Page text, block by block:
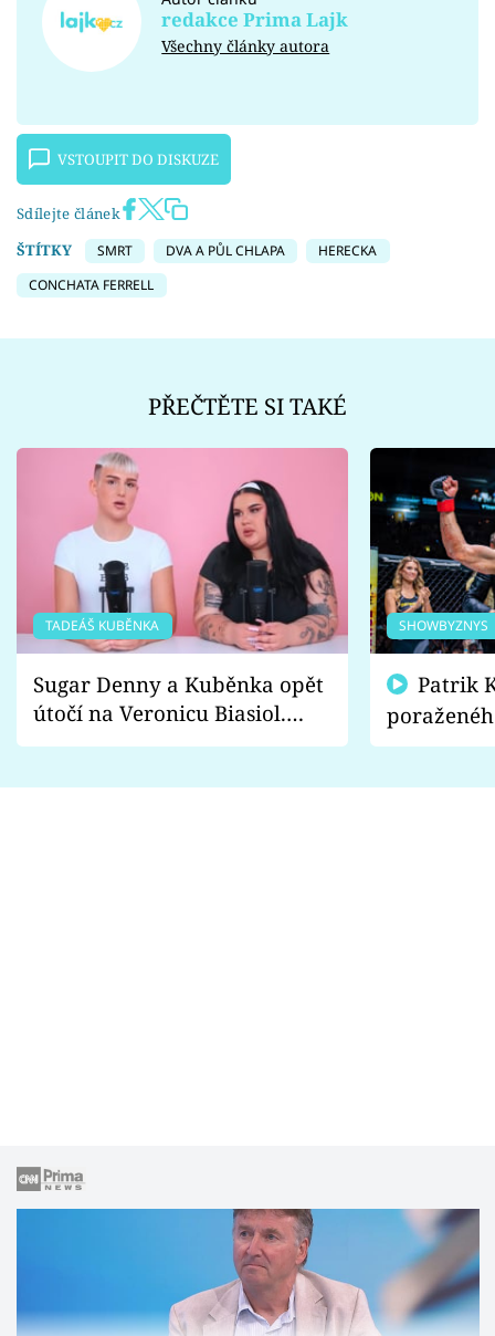
redakce Prima Lajk
Všechny články autora
VSTOUPIT DO DISKUZE
Sdílejte článek
ŠTÍTKY
SMRT DVA A PŮL CHLAPA
HERECKA
CONCHATA FERRELL
PŘEČTĚTE SI TAKÉ
TADEÁŠ KUBĚNKA
Sugar Denny a Kuběnka opět
útočí na Veronicu Biasiol.
Proč je podle nich falešná a
SHOWBYZNYS
fanoušci